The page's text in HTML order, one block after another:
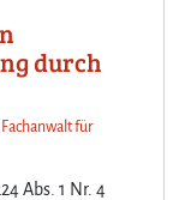
durch
für
Abs. 1 Nr. 4